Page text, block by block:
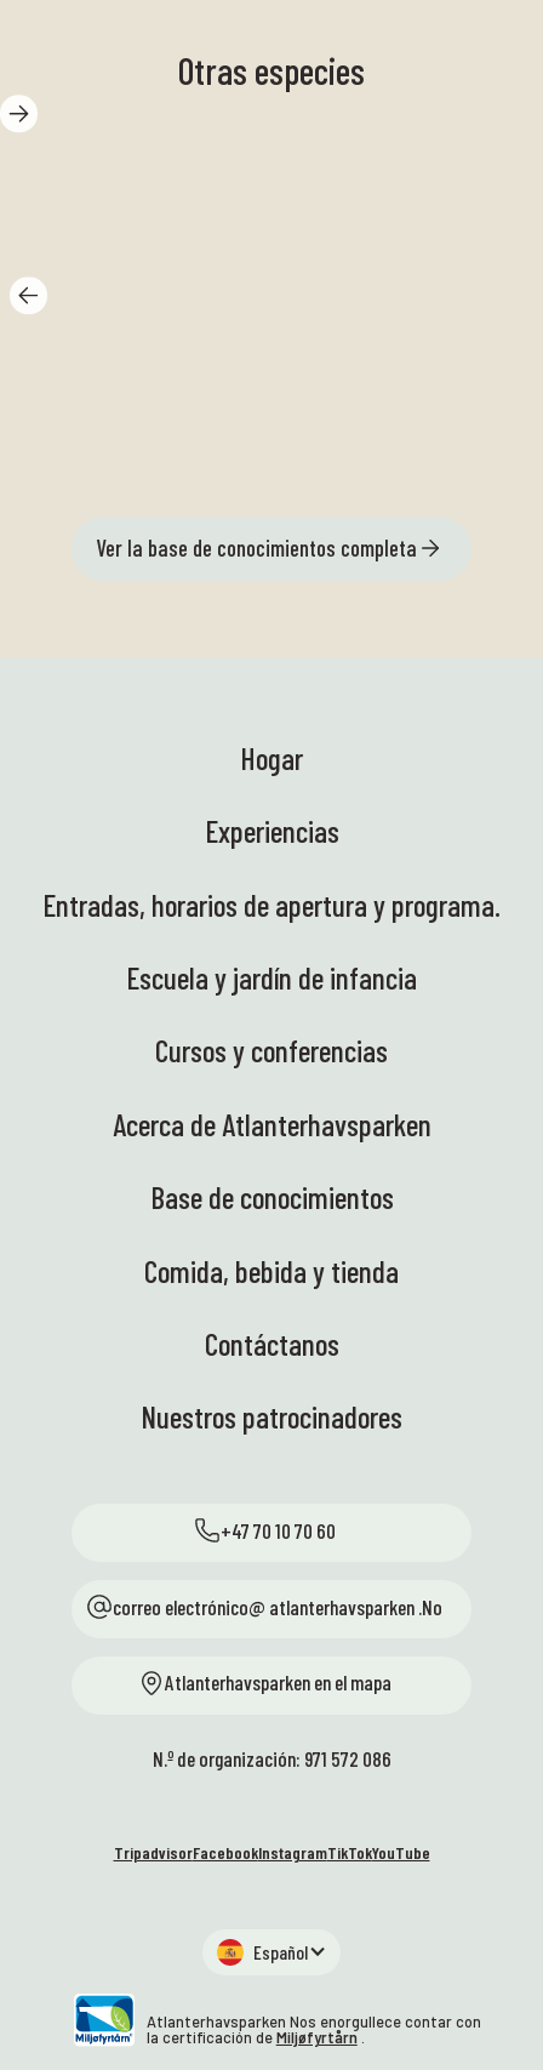
Otras especies
Ver la base de conocimientos completa
Hogar
Experiencias
Entradas, horarios de apertura y programa.
Escuela y jardín de infancia
Cursos y conferencias
Acerca de Atlanterhavsparken
Base de conocimientos
Comida, bebida y tienda
Contáctanos
Nuestros patrocinadores
+47 70 10 70 60
correo electrónico@ atlanterhavsparken .No
Atlanterhavsparken en el mapa
N.º de organización: 971 572 086
TripadvisorFacebookInstagramTikTokYouTube
Español
Atlanterhavsparken Nos enorgullece contar con
la certificación deMiljøfyrtårn.